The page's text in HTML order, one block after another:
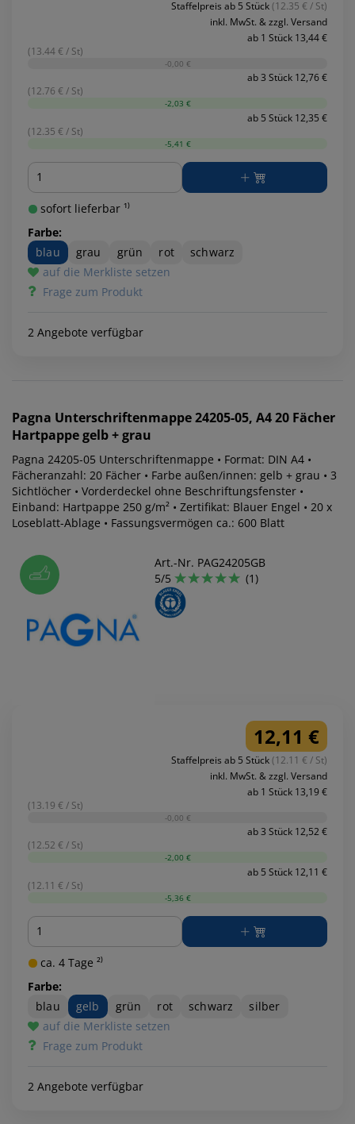
Staffelpreis ab 5 Stück(12.35 € / St)
inkl. MwSt. & zzgl. Versand
ab 1 Stück 13,44 €
(13.44 € / St)
-0,00 €
ab 3 Stück 12,76 €
(12.76 € / St)
-2,03 €
ab 5 Stück 12,35 €
(12.35 € / St)
-5,41 €
Menge
sofort lieferbar ¹⁾
Farbe:
blau
grau grün rot
schwarz
auf die Merkliste setzen
Frage zum Produkt
2 Angebote verfügbar
Pagna Unterschriftenmappe 24205-05, A4 20 Fächer
Hartpappe gelb + grau
Pagna 24205-05 Unterschriftenmappe • Format: DIN A4 •
Fächeranzahl: 20 Fächer • Farbe außen/innen: gelb + grau • 3
Sichtlöcher • Vorderdeckel ohne Beschriftungsfenster •
Einband: Hartpappe 250 g/m² • Zertifikat: Blauer Engel • 20 x
Loseblatt-Ablage • Fassungsvermögen ca.: 600 Blatt
Art.-Nr. PAG24205GB
5/5
(1)
12,11 €
Staffelpreis ab 5 Stück(12.11 € / St)
inkl. MwSt. & zzgl. Versand
ab 1 Stück 13,19 €
(13.19 € / St)
-0,00 €
ab 3 Stück 12,52 €
(12.52 € / St)
-2,00 €
ab 5 Stück 12,11 €
(12.11 € / St)
-5,36 €
Menge
ca. 4 Tage ²⁾
Farbe:
blau
gelb grün rot schwarz
silber
auf die Merkliste setzen
Frage zum Produkt
2 Angebote verfügbar